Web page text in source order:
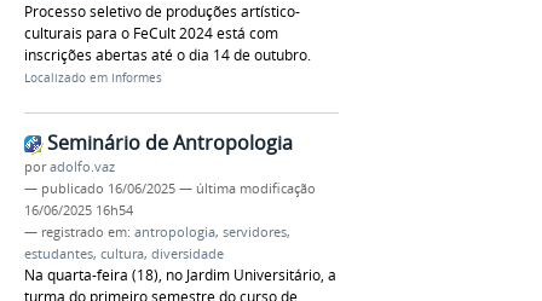
Processo seletivo de produções artístico-
culturais para o FeCult 2024 está com
inscrições abertas até o dia 14 de outubro.
Localizado em Informes
Seminário de Antropologia
poradolfo.vaz
— publicado 16/06/2025 — última modificação
16/06/2025 16h54
— registrado em: antropologia, servidores,
estudantes, cultura, diversidade
Na quarta-feira (18), no Jardim Universitário, a
turma do primeiro semestre do curso de